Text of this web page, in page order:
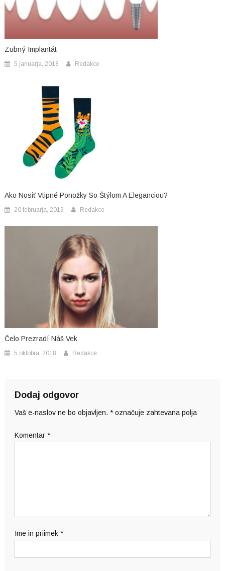
Zubný Implantát
5 januarja, 2018 Redakce
Ako Nosiť Vtipné Ponožky So Štýlom A Eleganciou?
20 februarja, 2019 Redakce
Čelo Prezradí Náš Vek
5 oktobra, 2018 Redakce
Dodaj odgovor
Vaš e-naslov ne bo objavljen. *označuje zahtevana polja
Komentar *
Ime in priimek *